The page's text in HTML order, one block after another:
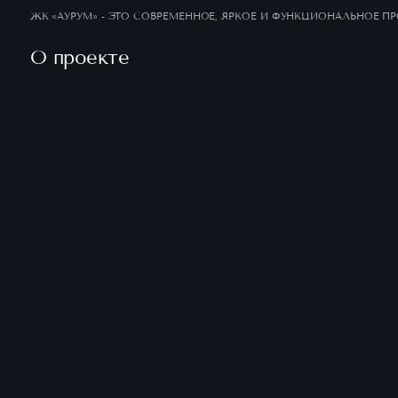
ЖК «АУРУМ» - ЭТО СОВРЕМЕННОЕ, ЯРКОЕ И ФУНКЦИОНАЛЬНОЕ
О проекте